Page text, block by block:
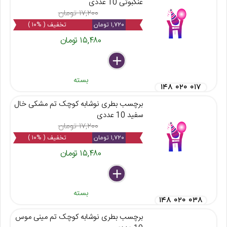
۱۷,۲۰۰ تومان
۱,۷۲۰ تومان تخفیف ( %۱۰ )
۱۵,۴۸۰ تومان
delete
remove
add
بسته
۱۴۸ ۰۲۰ ۰۱۷
برچسب بطری نوشابه کوچک تم مشکی خال
سفید 10 عددی
۱۷,۲۰۰ تومان
۱,۷۲۰ تومان تخفیف ( %۱۰ )
۱۵,۴۸۰ تومان
delete
remove
add
بسته
۱۴۸ ۰۲۰ ۰۳۸
برچسب بطری نوشابه کوچک تم مینی موس